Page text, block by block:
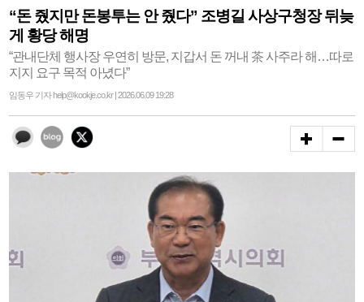
“돈 줬지만 돈봉투는 안 줬다” 조병길 사상구청장 뒤늦
게 황당 해명
“관내단체 행사장 우연히 방문, 지갑서 돈 꺼내 茶 사주라 해…따로
지지 요구 목적 아녔다”
임동우 기자 help@kookje.co.kr | 2026.06.09 19:28